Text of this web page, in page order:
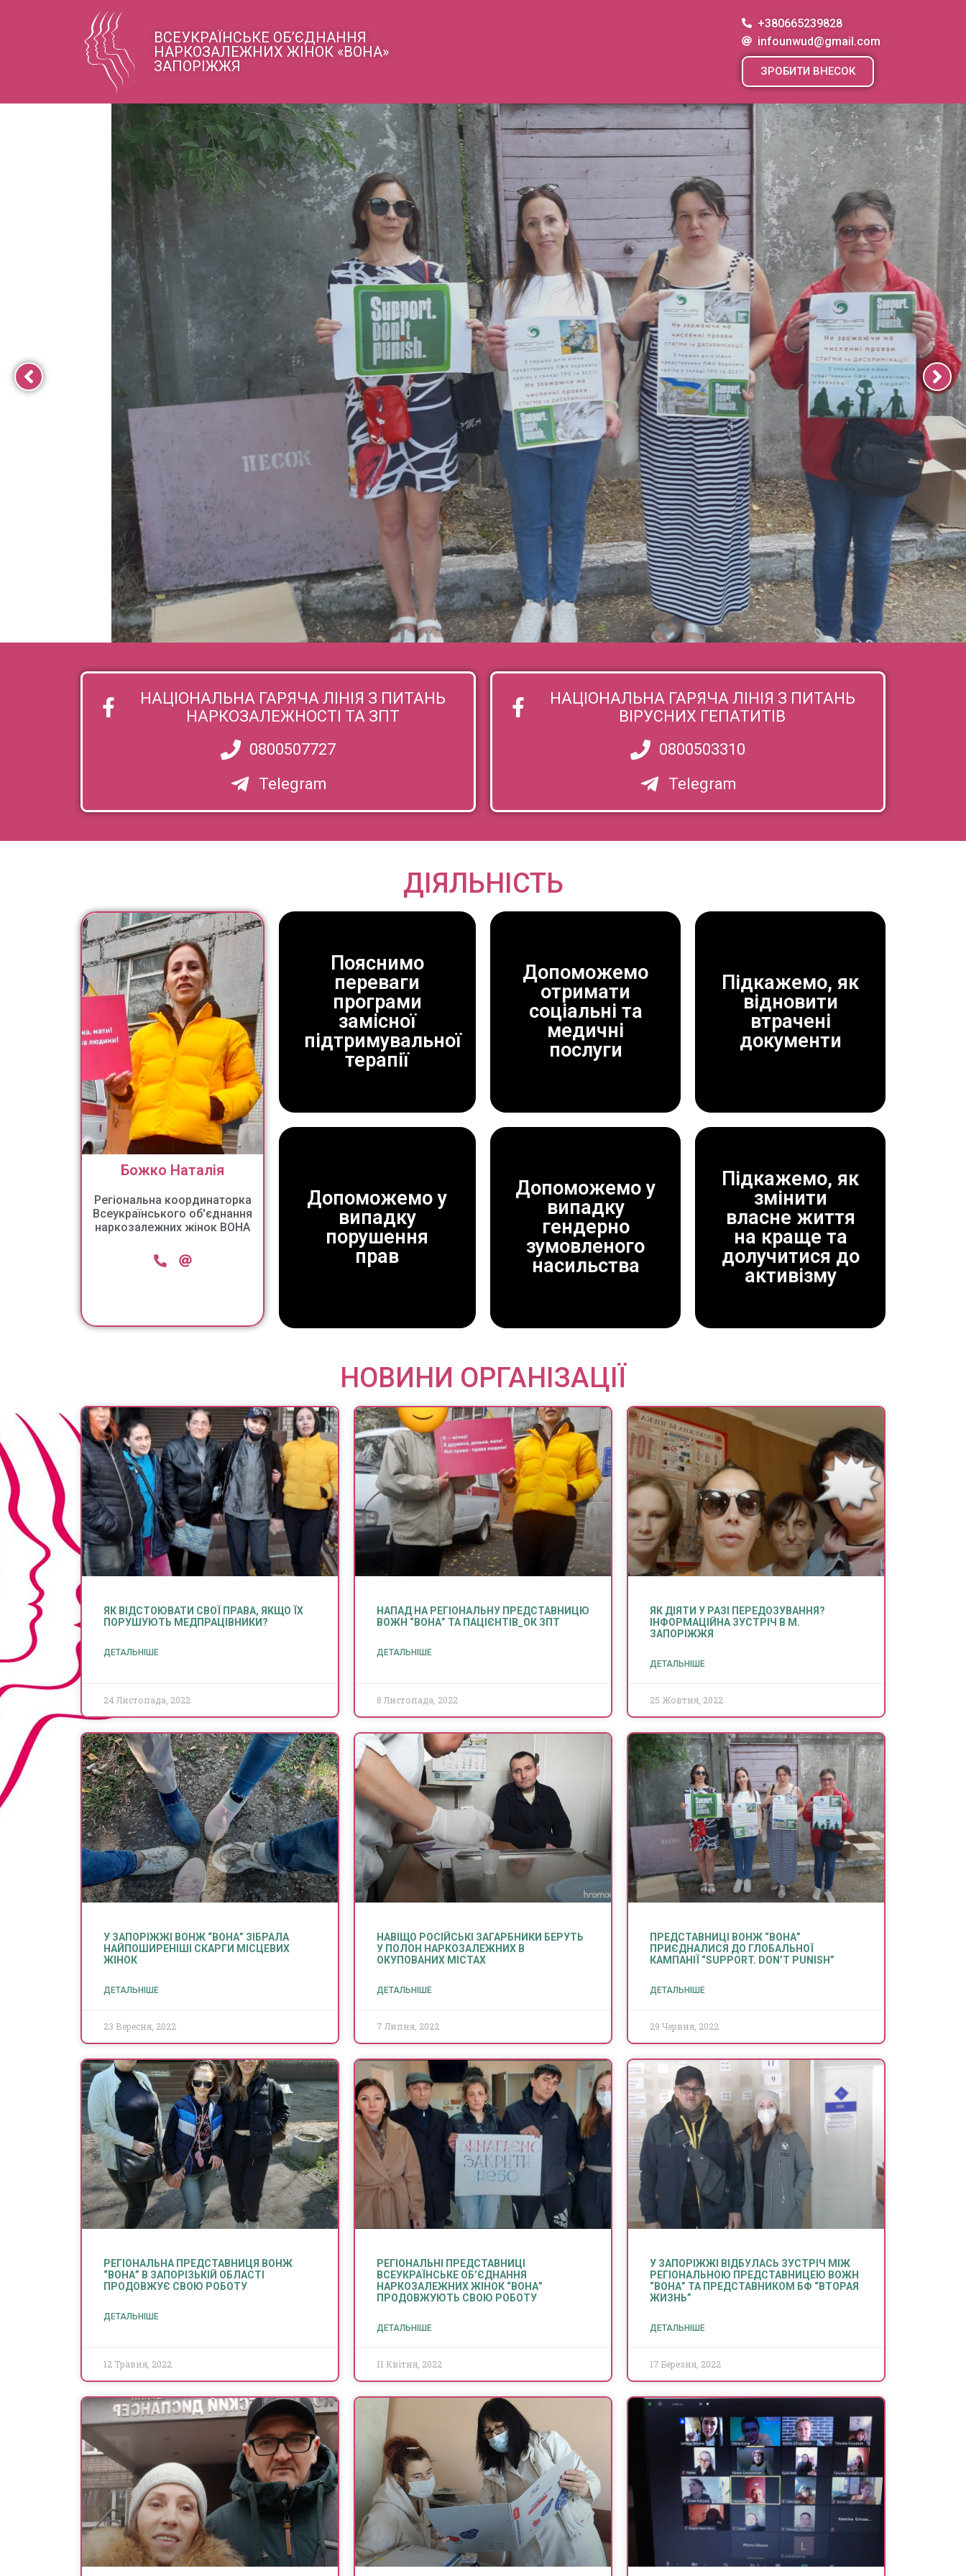
ВСЕУКРАЇНСЬКЕ ОБ’ЄДНАННЯ
НАРКОЗАЛЕЖНИХ ЖІНОК «ВОНА»
ЗАПОРІЖЖЯ
+380665239828
infounwud@gmail.com
ЗРОБИТИ ВНЕСОК
ПРЕДСТАВНИЦІ ВОНЖ "ВОНА" ПРИЄДНАЛИСЯ ДО ГЛОБАЛЬНОЇ КАМПАНІЇ
"SUPPORT. DON'T PUNISH"
НАЦІОНАЛЬНА ГАРЯЧА ЛІНІЯ З ПИТАНЬ
НАРКОЗАЛЕЖНОСТІ ТА ЗПТ
0800507727
Telegram
НАЦІОНАЛЬНА ГАРЯЧА ЛІНІЯ З ПИТАНЬ
ВІРУСНИХ ГЕПАТИТІВ
0800503310
Telegram
ДІЯЛЬНІСТЬ
Божко Наталія
Регіональна координаторка
Всеукраїнського об'єднання
наркозалежних жінок ВОНА
Пояснимо
переваги
програми
замісної
підтримувальної
терапії
ЗАВЖДИ
ДОПОМОЖЕМО!
Допоможемо у
випадку
порушення
прав
ЗАВЖДИ
ДОПОМОЖЕМО!
Допоможемо
отримати
соціальні та
медичні
послуги
ЗАВЖДИ
ДОПОМОЖЕМО!
Допоможемо у
випадку
гендерно
зумовленого
насильства
ЗАВЖДИ
ДОПОМОЖЕМО!
Підкажемо, як
відновити
втрачені
документи
ЗАВЖДИ
ДОПОМОЖЕМО!
Підкажемо, як
змінити
власне життя
на краще та
долучитися до
активізму
ЗАВЖДИ
ДОПОМОЖЕМО!
НОВИНИ ОРГАНІЗАЦІЇ
ЯК ВІДСТОЮВАТИ СВОЇ ПРАВА, ЯКЩО ЇХ
ПОРУШУЮТЬ МЕДПРАЦІВНИКИ?
ДЕТАЛЬНІШЕ
24 Листопада, 2022
НАПАД НА РЕГІОНАЛЬНУ ПРЕДСТАВНИЦЮ
ВОЖН “ВОНА” ТА ПАЦІЄНТІВ_ОК ЗПТ
ДЕТАЛЬНІШЕ
8 Листопада, 2022
ЯК ДІЯТИ У РАЗІ ПЕРЕДОЗУВАННЯ?
ІНФОРМАЦІЙНА ЗУСТРІЧ В М.
ЗАПОРІЖЖЯ
ДЕТАЛЬНІШЕ
25 Жовтня, 2022
У ЗАПОРІЖЖІ ВОНЖ “ВОНА” ЗІБРАЛА
НАЙПОШИРЕНІШІ СКАРГИ МІСЦЕВИХ
ЖІНОК
ДЕТАЛЬНІШЕ
23 Вересня, 2022
НАВІЩО РОСІЙСЬКІ ЗАГАРБНИКИ БЕРУТЬ
У ПОЛОН НАРКОЗАЛЕЖНИХ В
ОКУПОВАНИХ МІСТАХ
ДЕТАЛЬНІШЕ
7 Липня, 2022
ПРЕДСТАВНИЦІ ВОНЖ “ВОНА”
ПРИЄДНАЛИСЯ ДО ГЛОБАЛЬНОЇ
КАМПАНІЇ “SUPPORT. DON’T PUNISH”
ДЕТАЛЬНІШЕ
29 Червня, 2022
РЕГІОНАЛЬНА ПРЕДСТАВНИЦЯ ВОНЖ
“ВОНА” В ЗАПОРІЗЬКІЙ ОБЛАСТІ
ПРОДОВЖУЄ СВОЮ РОБОТУ
ДЕТАЛЬНІШЕ
12 Травня, 2022
РЕГІОНАЛЬНІ ПРЕДСТАВНИЦІ
ВСЕУКРАЇНСЬКЕ ОБ’ЄДНАННЯ
НАРКОЗАЛЕЖНИХ ЖІНОК “ВОНА”
ПРОДОВЖУЮТЬ СВОЮ РОБОТУ
ДЕТАЛЬНІШЕ
11 Квітня, 2022
У ЗАПОРІЖЖІ ВІДБУЛАСЬ ЗУСТРІЧ МІЖ
РЕГІОНАЛЬНОЮ ПРЕДСТАВНИЦЕЮ ВОЖН
“ВОНА” ТА ПРЕДСТАВНИКОМ БФ “ВТОРАЯ
ЖИЗНЬ”
ДЕТАЛЬНІШЕ
17 Березня, 2022